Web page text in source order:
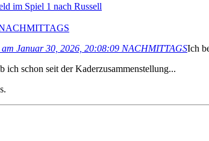
im Spiel 1 nach Russell
NACHMITTAGS
Januar 30, 2026, 20:08:09 NACHMITTAGSIch
ich schon seit der Kaderzusammenstellung...